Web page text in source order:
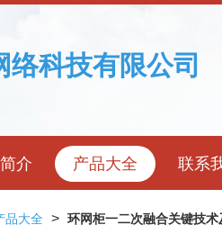
络科技有限公司
介 产品大全 联系
品大全 > 环网柜一二次融合关键技